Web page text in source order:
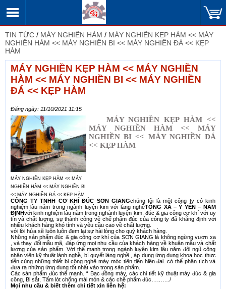
TIN TỨC / MÁY NGHIỀN HÀM / MÁY NGHIỀN KẸP HÀM << MÁY
NGHIỀN HÀM << MÁY NGHIỀN BI << MÁY NGHIỀN ĐÁ << KẸP
HÀM
MÁY NGHIỀN KẸP HÀM << MÁY NGHIỀN
HÀM << MÁY NGHIỀN BI << MÁY NGHIỀN
ĐÁ << KẸP HÀM
Đăng ngày: 11/10/2021 11:15
MÁY NGHIỀN KẸP HÀM << MÁY
NGHIỀN HÀM << MÁY NGHIỀN BI
<< MÁY NGHIỀN ĐÁ << KẸP HÀM
MÁY NGHIỀN KẸP HÀM <<
MÁY NGHIỀN HÀM << MÁY
NGHIỀN BI << MÁY NGHIỀN ĐÁ
<< KẸP HÀM
CÔNG TY TNHH CƠ KHÍ ĐÚC SƠN GIANGchúng tôi là một công ty có kinh
nghiệm lâu năm trong ngành luyện kim với làng nghềTỐNG XÁ – Ý YÊN – NAM
ĐỊNHvới kinh nghiệm lâu năm trong nghành luyện kim, đúc & gia công cơ khí với uy
tín và chất lượng, sự thành công về chế phẩm đúc của công ty đã khẳng định với
nhiều khách hàng khó tính và yêu cầu cao về chất lượng.
với lời hứa sẽ luôn luôn đem lại sự hài lòng cho quý khách hàng.
Những sản phẩm đúc & gia công cơ khí của SƠN GIANG là không ngừng vươn xa
, và thay đổi mẫu mã, đáp ứng mọi nhu cầu của khách hàng về khuân mẫu và chất
lượng của sản phẩm. Với thế mạnh trong ngành luyện kim lâu năm đội ngũ công
nhân viên kỹ thuật lành nghề, bí quyết làng nghề , áp dụng ứng dụng khoa học thực
tiễn cùng những thiết bị công nghệ máy móc tiên tiến hiện đại. có thể phân tích và
đưa ra những ứng dụng tốt nhất vào trong sản phẩm.
Các sản phẩm đúc thế mạnh. “ Bạc đồng máy, các chi tiết kỹ thuật máy đúc & gia
công, Bi sắt, Tấm lót chống mài mòn & các chế phẩm đúc………./
Mọi nhu cầu & biết thêm chi tiết xin liên hệ: